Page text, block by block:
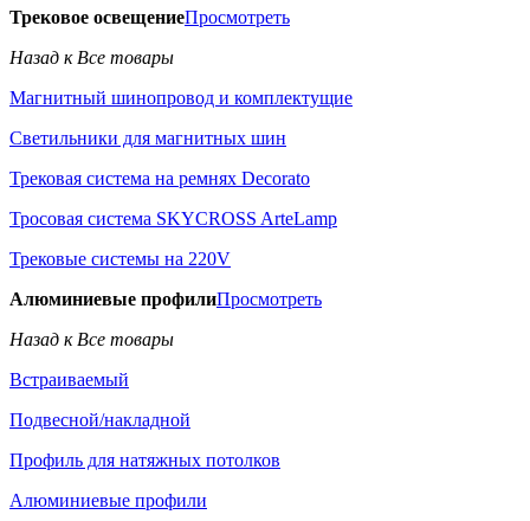
Трековое освещениеПросмотреть
Назад к Все товары
Магнитный шинопровод и комплектущие
Светильники для магнитных шин
Трековая система на ремнях Decorato
Тросовая система SKYCROSS ArteLamp
Трековые системы на 220V
Алюминиевые профилиПросмотреть
Назад к Все товары
Встраиваемый
Подвесной/накладной
Профиль для натяжных потолков
Алюминиевые профили